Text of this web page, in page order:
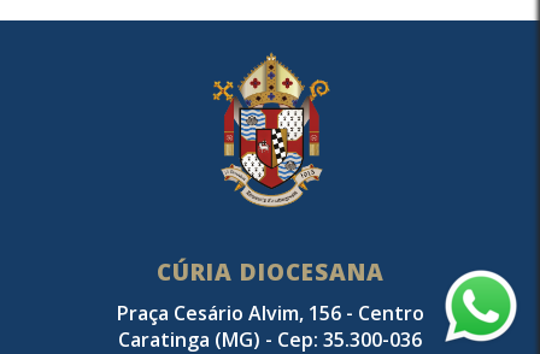
CÚRIA DIOCESANA
Praça Cesário Alvim, 156 - Centro
Caratinga (MG) - Cep: 35.300-036